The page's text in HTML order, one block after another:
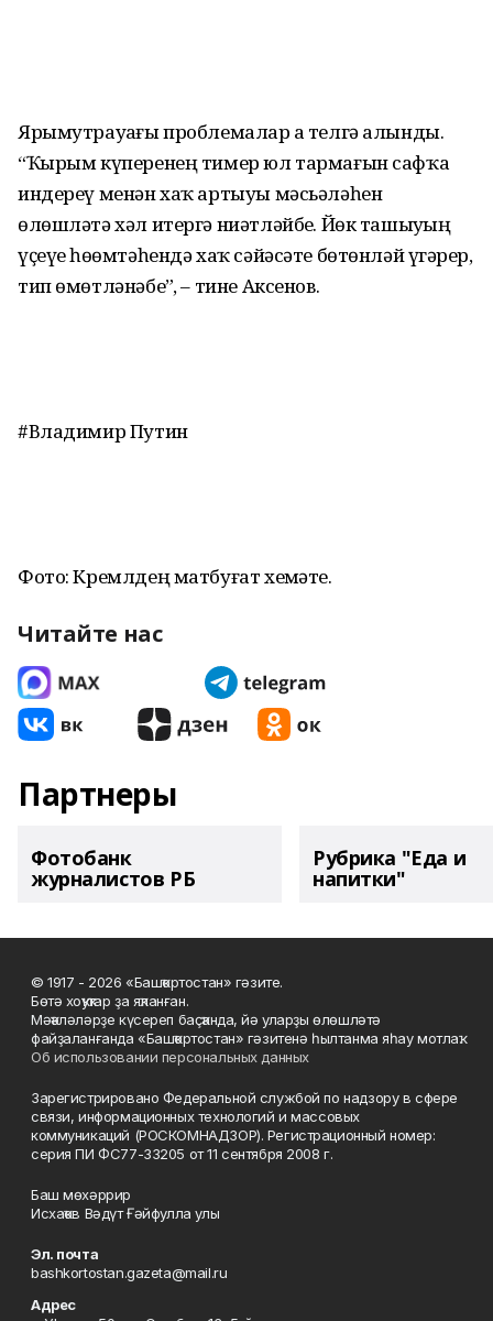
Ярымутрауҙағы проблемалар ҙа телгә алынды.
“Ҡырым күперенең тимер юл тармағын сафҡа
индереү менән хаҡ артыуы мәсьәләһен
өлөшләтә хәл итергә ниәтләйбеҙ. Йөк ташыуҙың
үҫеүе һөҙөмтәһендә хаҡ сәйәсәте бөтөнләй үҙгәрер,
тип өмөтләнәбеҙ”, – тине Аксенов.
#Владимир Путин
Фото: Кремлдең матбуғат хеҙмәте.
Читайте нас
Партнеры
Фотобанк
журналистов РБ
Рубрика "Еда и
напитки"
© 1917 - 2026 «Башҡортостан» гәзите.
Бөтә хоҡуҡтар ҙа яҡланған.
Мәҡәләләрҙе күсереп баҫҡанда, йә уларҙы өлөшләтә
файҙаланғанда «Башҡортостан» гәзитенә һылтанма яһау мотлаҡ.
Об использовании персональных данных
Зарегистрировано Федеральной службой по надзору в сфере
связи, информационных технологий и массовых
коммуникаций (РОСКОМНАДЗОР). Регистрационный номер:
серия ПИ ФС77-33205 от 11 сентября 2008 г.
Баш мөхәррир
Исхаҡов Вәдүт Ғәйфулла улы
Эл. почта
bashkortostan.gazeta@mail.ru
Адрес